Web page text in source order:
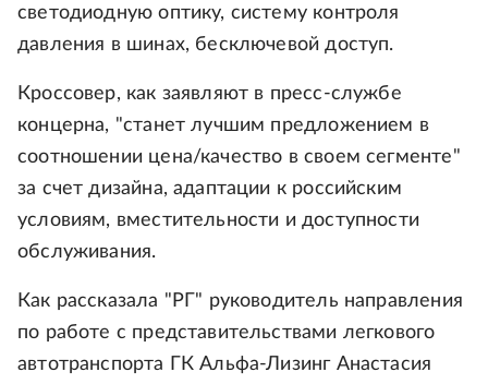
светодиодную оптику, систему контроля
давления в шинах, бесключевой доступ.
Кроссовер, как заявляют в пресс-службе
концерна, "станет лучшим предложением в
соотношении цена/качество в своем сегменте"
за счет дизайна, адаптации к российским
условиям, вместительности и доступности
обслуживания.
Как рассказала "РГ" руководитель направления
по работе с представительствами легкового
автотранспорта ГК Альфа-Лизинг Анастасия